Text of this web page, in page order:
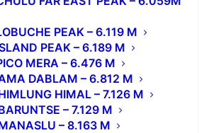
PEAK – 6.119 M
PEAK – 6.189 M
MERA – 6.476 M
DABLAM – 6.812 M
HIMAL – 7.126 M
– 7.129 M
– 8.163 M